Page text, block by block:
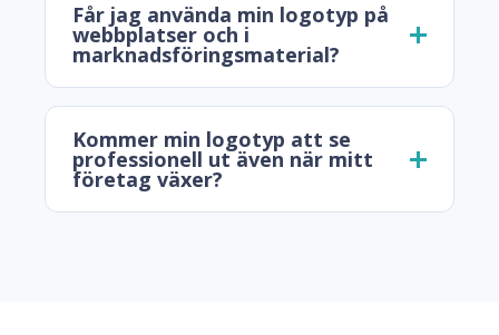
Får jag använda min logotyp på
webbplatser och i
marknadsföringsmaterial?
Kommer min logotyp att se
professionell ut även när mitt
företag växer?